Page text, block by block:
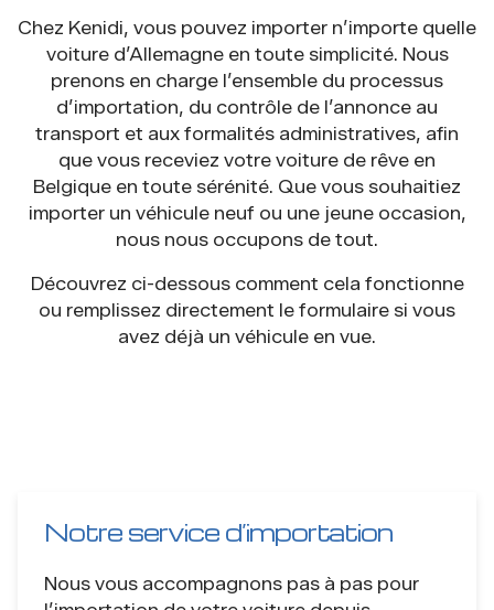
Chez Kenidi, vous pouvez importer n’importe quelle
voiture d’Allemagne en toute simplicité. Nous
prenons en charge l’ensemble du processus
d’importation, du contrôle de l’annonce au
transport et aux formalités administratives, afin
que vous receviez votre voiture de rêve en
Belgique en toute sérénité. Que vous souhaitiez
importer un véhicule neuf ou une jeune occasion,
nous nous occupons de tout.
Découvrez ci-dessous comment cela fonctionne
ou remplissez directement le formulaire si vous
avez déjà un véhicule en vue.
Notre service d’importation
Nous vous accompagnons pas à pas pour